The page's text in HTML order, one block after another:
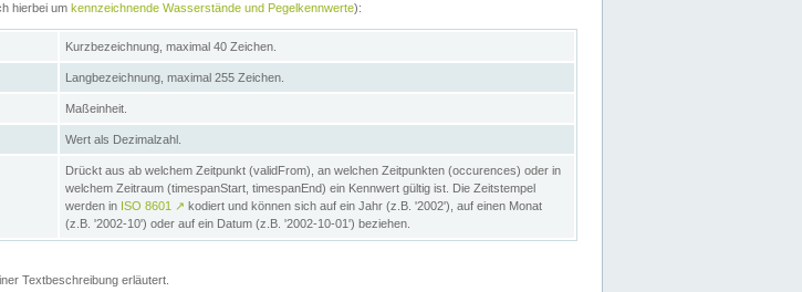
hierbei um kennzeichnende Wasserstände und Pegelkennwerte):
Kurzbezeichnung, maximal 40 Zeichen.
Langbezeichnung, maximal 255 Zeichen.
Maßeinheit.
Wert als Dezimalzahl.
Drückt aus ab welchem Zeitpunkt (validFrom), an welchen Zeitpunkten (occurences) oder in
welchem Zeitraum (timespanStart, timespanEnd) ein Kennwert gültig ist. Die Zeitstempel
werden in ISO 8601 ↗ kodiert und können sich auf ein Jahr (z.B. '2002'), auf einen Monat
(z.B. '2002-10') oder auf ein Datum (z.B. '2002-10-01') beziehen.
Textbeschreibung erläutert.